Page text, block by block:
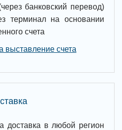
банковский перевод)
терминал на основании
счета
выставление счета
доставка в любой регион